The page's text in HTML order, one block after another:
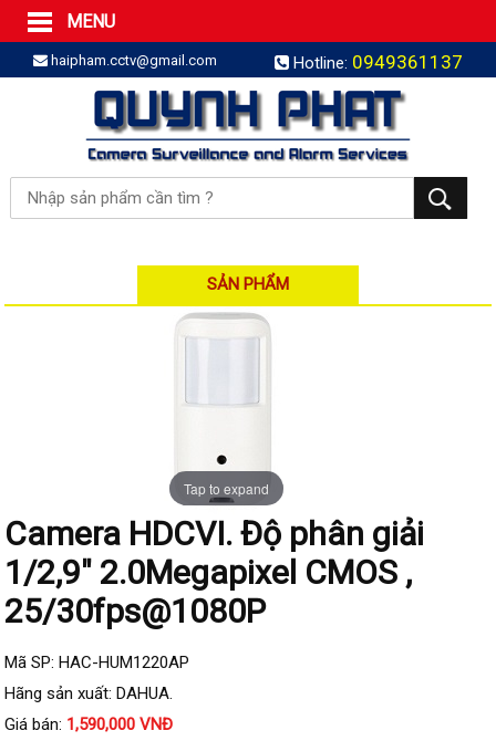
MENU
Trang Chủ
Sản phẩm
SẢN PHẨM TRỌN GÓI
LẮP BÁO TRỘM TRỌN GÓI
LẮP CAMERA TRỌN GÓI
Camera IP
Camera IP KBVISION
Camera IP HIKVISION
Camera IP Visionhitech
Đầu ghi IP KBVISION
Đầu ghi IP HDParagon
Đầu ghi IP Dahua
Đầu ghi IP Visionhitech
Camera Analog
Camera HIKVISION
Camera Dahua
haipham.cctv@gmail.com Hotline: 0949361137
SẢN PHẨM
Tap to expand
Camera HDCVI. Độ phân giải
1/2,9" 2.0Megapixel CMOS ,
25/30fps@1080P
Mã SP: HAC-HUM1220AP
Hãng sản xuất: DAHUA.
Giá bán: 1,590,000 VNĐ